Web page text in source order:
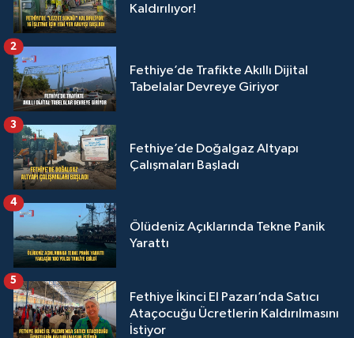
Kaldırılıyor!
Fethiye’de Trafikte Akıllı Dijital
Tabelalar Devreye Giriyor
2
Fethiye’de Doğalgaz Altyapı
Çalışmaları Başladı
3
Ölüdeniz Açıklarında Tekne Panik
Yarattı
4
Fethiye İkinci El Pazarı’nda Satıcı
Ataçocuğu Ücretlerin Kaldırılmasını
İstiyor
5